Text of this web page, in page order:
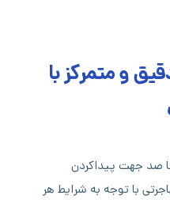
و متمرکز با
صد جهت پیداکردن
با توجه به شرایط هر